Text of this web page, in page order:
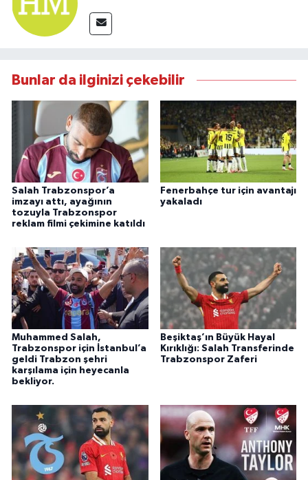
Bunlar da ilginizi çekebilir
Salah Trabzonspor’a
imzayı attı, ayağının
tozuyla Trabzonspor
reklam filmi çekimine katıldı
Fenerbahçe tur için avantajı
yakaladı
Muhammed Salah,
Trabzonspor için İstanbul’a
geldi Trabzon şehri
karşılama için heyecanla
bekliyor.
Beşiktaş’ın Büyük Hayal
Kırıklığı: Salah Transferinde
Trabzonspor Zaferi